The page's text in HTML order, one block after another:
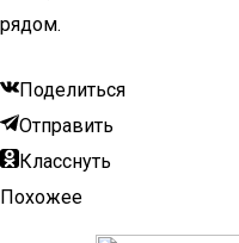
рядом.
Поделиться
Отправить
Класснуть
Похожее